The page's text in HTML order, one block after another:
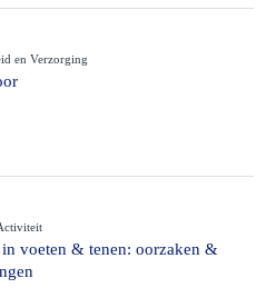
en Verzorging
voeten & tenen: oorzaken &